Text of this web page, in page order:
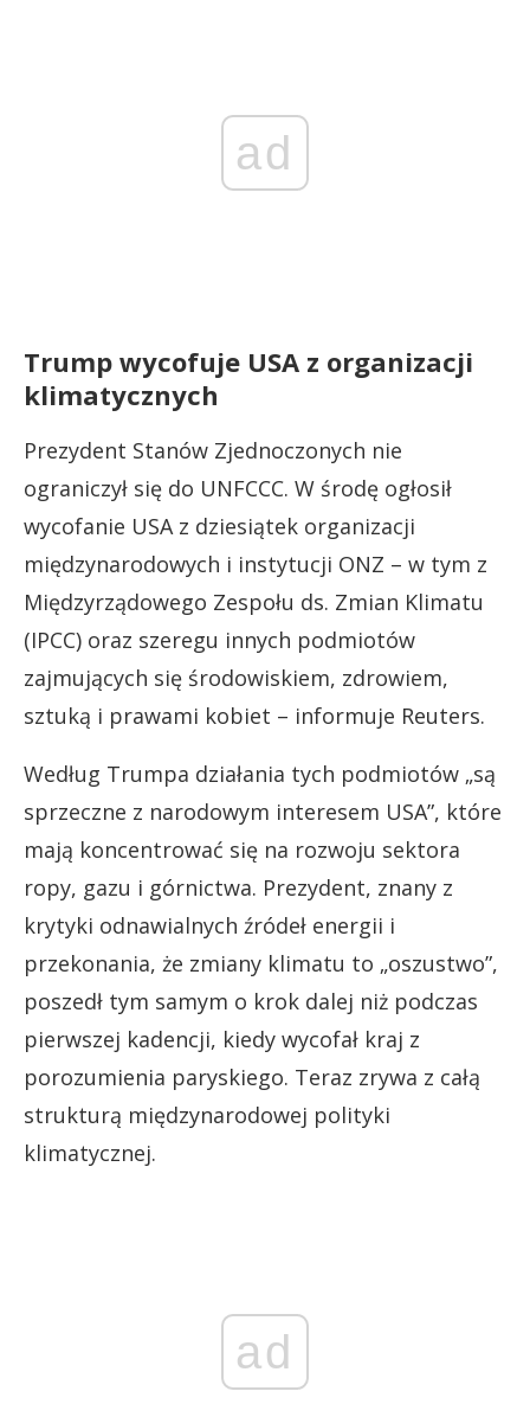
ad
Trump wycofuje USA z organizacji
klimatycznych
Prezydent Stanów Zjednoczonych nie
ograniczył się do UNFCCC. W środę ogłosił
wycofanie USA z dziesiątek organizacji
międzynarodowych i instytucji ONZ – w tym z
Międzyrządowego Zespołu ds. Zmian Klimatu
(IPCC) oraz szeregu innych podmiotów
zajmujących się środowiskiem, zdrowiem,
sztuką i prawami kobiet – informuje Reuters.
Według Trumpa działania tych podmiotów „są
sprzeczne z narodowym interesem USA”, które
mają koncentrować się na rozwoju sektora
ropy, gazu i górnictwa. Prezydent, znany z
krytyki odnawialnych źródeł energii i
przekonania, że zmiany klimatu to „oszustwo”,
poszedł tym samym o krok dalej niż podczas
pierwszej kadencji, kiedy wycofał kraj z
porozumienia paryskiego. Teraz zrywa z całą
strukturą międzynarodowej polityki
klimatycznej.
ad